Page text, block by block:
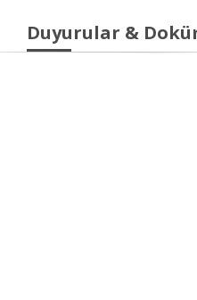
Duyurular &